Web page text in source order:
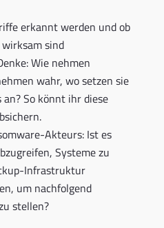
erkannt werden und ob
sind
Wie nehmen
wahr, wo setzen sie
So könnt ihr diese
Akteurs: Ist es
Systeme zu
Infrastruktur
um nachfolgend
stellen?